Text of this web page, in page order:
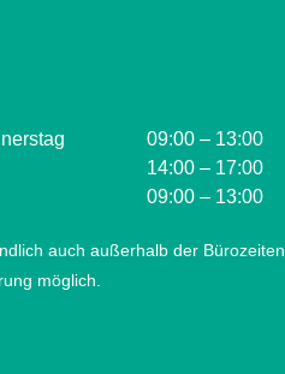
09:00 – 13:00
14:00 – 17:00
09:00 – 13:00
auch außerhalb der Bürozeiten
möglich.